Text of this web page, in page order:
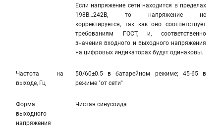
Если напряжение сети находится в пределах
198В…242В, то напряжение не
корректируется, так как оно соответствует
требованиям ГОСТ, и, соответственно
значения входного и выходного напряжения
на цифровых индикаторах будут одинаковы.
Частота на
выходе, Гц
50/60±0.5 в батарейном режиме; 45-65 в
режиме "от сети"
Форма
выходного
напряжения
Чистая синусоида